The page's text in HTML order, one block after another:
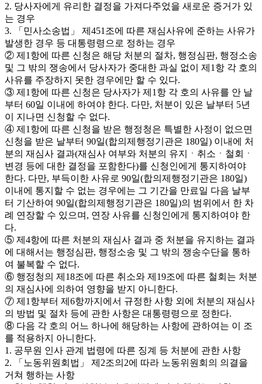
2. 당사자에게 유리한 결정을 가져다주었을 새로운 증거가 있
는 경우
3. 「민사소송법」 제451조에 따른 재심사유에 준하는 사유가
발생한 경우 등 대통령령으로 정하는 경우
② 제1항에 따른 신청은 해당 처분의 절차, 행정심판, 행정소송
및 그 밖의 쟁송에서 당사자가 중대한 과실 없이 제1항 각 호의
사유를 주장하지 못한 경우에만 할 수 있다.
③ 제1항에 따른 신청은 당사자가 제1항 각 호의 사유를 안 날
부터 60일 이내에 하여야 한다. 다만, 처분이 있은 날부터 5년
이 지나면 신청할 수 없다.
④ 제1항에 따른 신청을 받은 행정청은 특별한 사정이 없으면
신청을 받은 날부터 90일(합의제행정기관은 180일) 이내에 처
분의 재심사 결과(재심사 여부와 처분의 유지ㆍ취소ㆍ철회ㆍ
변경 등에 대한 결정을 포함한다)를 신청인에게 통지하여야
한다. 다만, 부득이한 사유로 90일(합의제행정기관은 180일)
이내에 통지할 수 없는 경우에는 그 기간을 만료일 다음 날부
터 기산하여 90일(합의제행정기관은 180일)의 범위에서 한 차
례 연장할 수 있으며, 연장 사유를 신청인에게 통지하여야 한
다.
⑤ 제4항에 따른 처분의 재심사 결과 중 처분을 유지하는 결과
에 대해서는 행정심판, 행정소송 및 그 밖의 쟁송수단을 통하
여 불복할 수 없다.
⑥ 행정청의 제18조에 따른 취소와 제19조에 따른 철회는 처분
의 재심사에 의하여 영향을 받지 아니한다.
⑦ 제1항부터 제6항까지에서 규정한 사항 외에 처분의 재심사
의 방법 및 절차 등에 관한 사항은 대통령령으로 정한다.
⑧ 다음 각 호의 어느 하나에 해당하는 사항에 관하여는 이 조
를 적용하지 아니한다.
1. 공무원 인사 관계 법령에 따른 징계 등 처분에 관한 사항
2. 「노동위원회법」 제2조의2에 따라 노동위원회의 의결을
거쳐 행하는 사항